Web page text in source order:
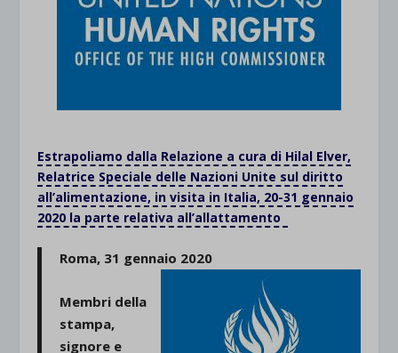
Estrapoliamo dalla Relazione a cura di Hilal Elver,
Relatrice Speciale delle Nazioni Unite sul diritto
all’alimentazione, in visita in Italia, 20-31 gennaio
2020 la parte relativa all’allattamento
Roma, 31 gennaio 2020
Membri della
stampa,
signore e